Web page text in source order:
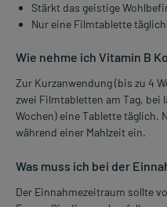
Stärkt das geistige
Nur eine Filmtablette
Wie nehme ich Vitamin B
Zur Kurzanwendung (bis zu 4
zwei Filmtabletten am Tag, bei
Wochen) eine Tablette täglich.
während einer Mahlzeit ein.
Was muss ich bei der
Der Einnahmezeitraum sollte